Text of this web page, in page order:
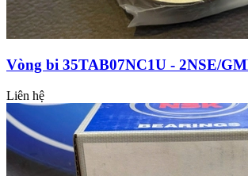
Vòng bi 35TAB07NC1U - 2NSE/
Liên hệ